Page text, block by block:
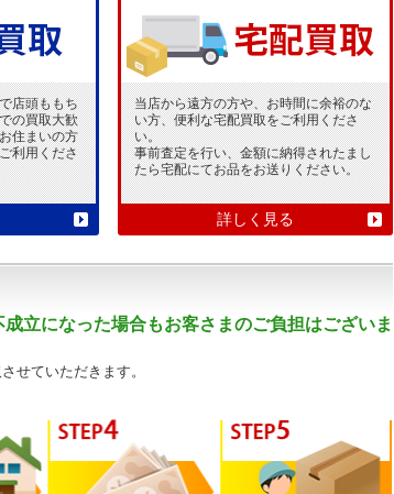
店頭ももち
の買取大歓
住まいの方
利用くださ
当店から遠方の方や、お時間に余裕のな
い方、便利な宅配買取をご利用くださ
い。
事前査定を行い、金額に納得されたまし
たら宅配にてお品をお送りください。
詳しく見る
立になった場合もお客さまのご負担はございま
せていただきます。